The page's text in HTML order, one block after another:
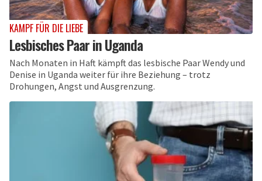
KAMPF FÜR DIE LIEBE
Lesbisches Paar in Uganda
Nach Monaten in Haft kämpft das lesbische Paar Wendy und
Denise in Uganda weiter für ihre Beziehung – trotz
Drohungen, Angst und Ausgrenzung.